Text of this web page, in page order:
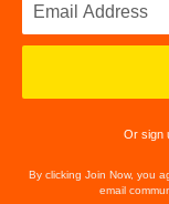
Or sign
By clicking Join Now, you
email